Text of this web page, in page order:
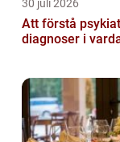
30 juli 2026
Att förstå
diagnoser i